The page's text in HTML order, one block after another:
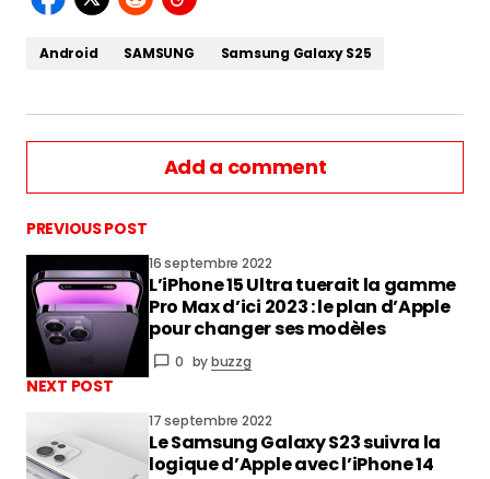
Android SAMSUNG Samsung Galaxy S25
Add a comment
vous connecter
PREVIOUS POST
16 septembre 2022
L’iPhone 15 Ultra tuerait la gamme
Pro Max d’ici 2023 : le plan d’Apple
pour changer ses modèles
0 bybuzzg
NEXT POST
17 septembre 2022
Le Samsung Galaxy S23 suivra la
logique d’Apple avec l’iPhone 14